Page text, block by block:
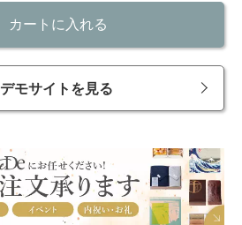
カートに入れる
デモサイトを見る